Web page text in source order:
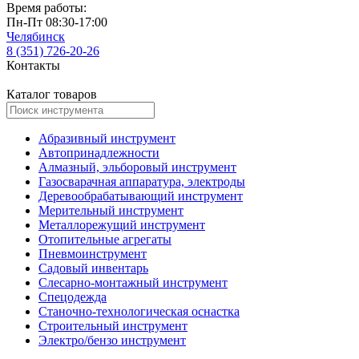
Время работы:
Пн-Пт 08:30-17:00
Челябинск
8 (351) 726-20-26
Контакты
Каталог товаров
Абразивный инструмент
Автопринадлежности
Алмазный, эльборовый инструмент
Газосварачная аппаратура, электроды
Деревообрабатывающий инструмент
Мерительный инструмент
Металлорежущий инструмент
Отопительные агрегаты
Пневмоинструмент
Садовый инвентарь
Слесарно-монтажный инструмент
Спецодежда
Станочно-технологическая оснастка
Строительный инструмент
Электро/бензо инструмент